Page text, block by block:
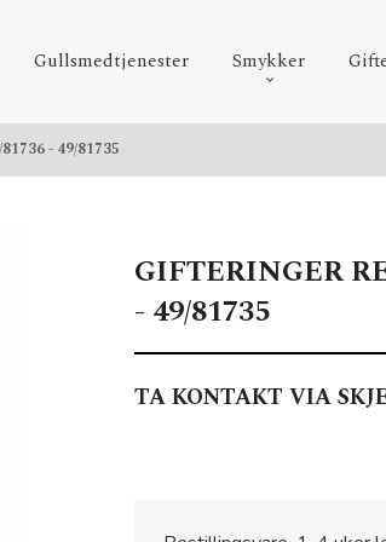
Gullsmedtjenester Smykker
- 49/81735
GIFTERINGER
- 49/81735
TA KONTAKT VIA